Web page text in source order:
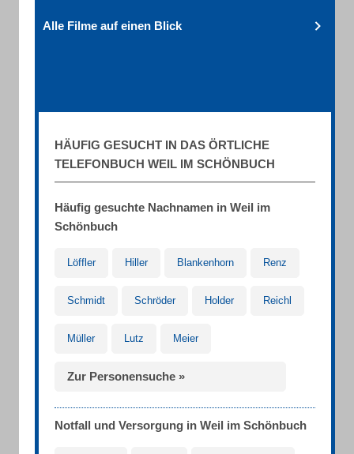
Alle Filme auf einen Blick
HÄUFIG GESUCHT IN DAS ÖRTLICHE
TELEFONBUCH WEIL IM SCHÖNBUCH
Häufig gesuchte Nachnamen in Weil im
Schönbuch
Löffler Hiller Blankenhorn Renz
Schmidt Schröder Holder Reichl
Müller Lutz Meier
Zur Personensuche »
Notfall und Versorgung in Weil im Schönbuch